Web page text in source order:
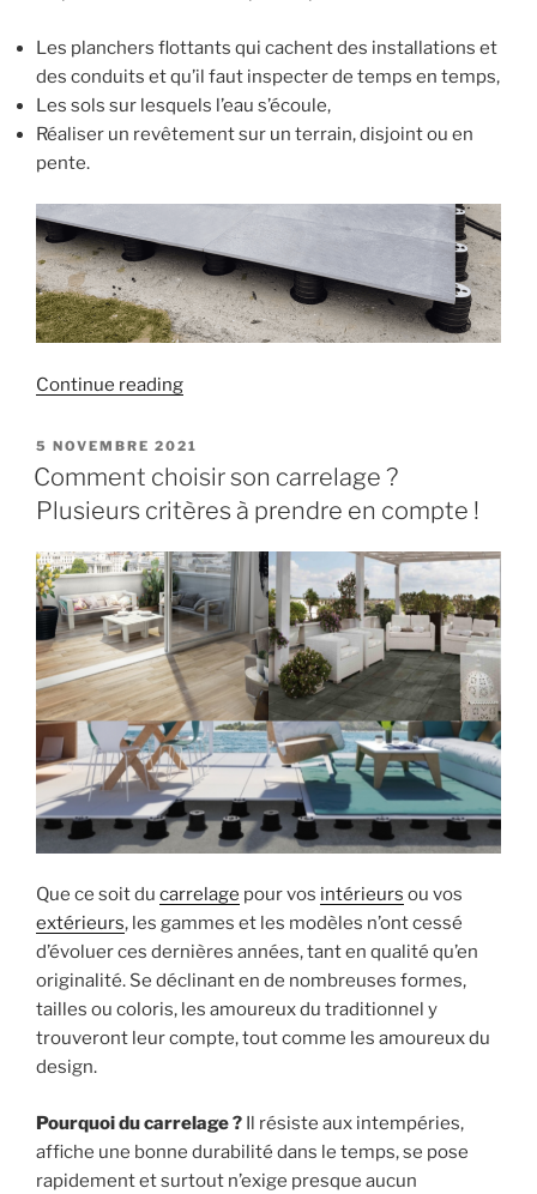
Les planchers flottants qui cachent des installations et
des conduits et qu’il faut inspecter de temps en temps,
Les sols sur lesquels l’eau s’écoule,
Réaliser un revêtement sur un terrain, disjoint ou en
pente.
Continue reading« La
du
carrelage
d’extérieur
sur
plots
! »
POSTED
ON
5 NOVEMBRE 2021
Comment choisir son carrelage ?
Plusieurs critères à prendre en compte !
Que ce soit du carrelage pour vos intérieurs ou vos
extérieurs, les gammes et les modèles n’ont cessé
d’évoluer ces dernières années, tant en qualité qu’en
originalité. Se déclinant en de nombreuses formes,
tailles ou coloris, les amoureux du traditionnel y
trouveront leur compte, tout comme les amoureux du
design.
Pourquoi du carrelage ? Il résiste aux intempéries,
affiche une bonne durabilité dans le temps, se pose
rapidement et surtout n’exige presque aucun